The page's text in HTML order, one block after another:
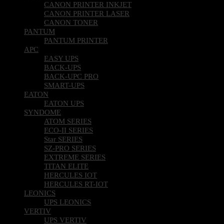
CANON PRINTER INKJET
CANON PRINTER LASER
CANON TONER
PANTUM
PANTUM PRINTER
APC
EASY UPS
BACK-UPS
BACK-UPC PRO
SMART-UPS
EATON
EATON UPS
SYNDOME
ATOM SERIES
ECO-II SERIES
Star SERIES
SZ-PRO SERIES
EXTREME SERIES
TITAN ELITE
HERCULES IOT
HERCULES RT-IOT
LEONICS
UPS LEONICS
VERTIV
UPS VERTIV